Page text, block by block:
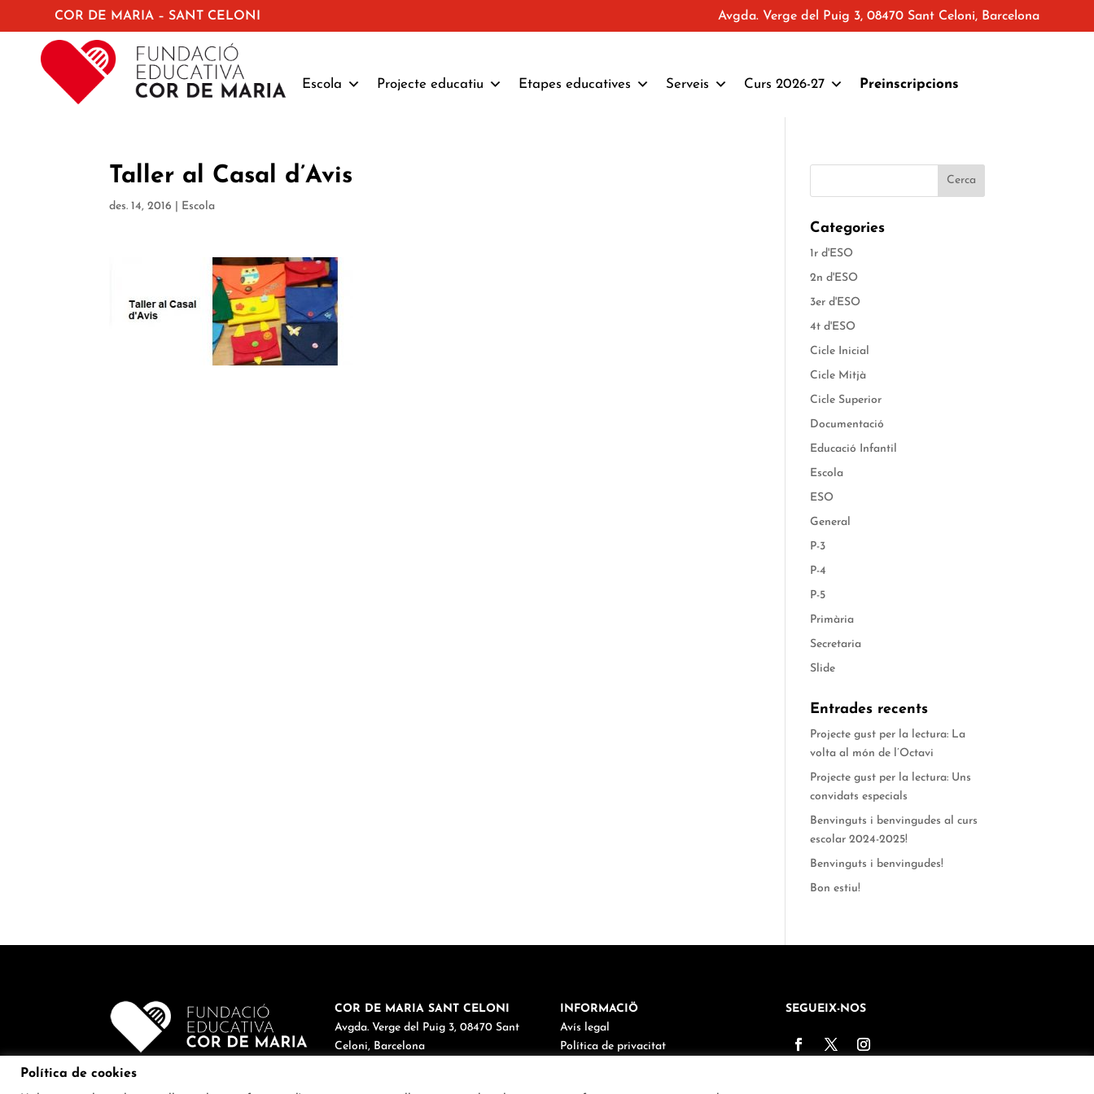
COR DE MARIA – SANT CELONI Avgda. Verge del Puig 3, 08470 Sant Celoni, Barcelona
Escola Projecte educatiu Etapes educatives Serveis Curs 2026-27 Preinscripcions
Taller al Casal d’Avis
des. 14, 2016 Escola
Categories
1r d'ESO
2n d'ESO
3er d'ESO
4t d'ESO
Cicle Inicial
Cicle Mitjà
Cicle Superior
Documentació
Educació Infantil
Escola
ESO
General
P-3
P-4
P-5
Primària
Secretaria
Slide
Entrades recents
Projecte gust per la lectura: La
volta al món de l’Octavi
Projecte gust per la lectura: Uns
convidats especials
Benvinguts i benvingudes al curs
escolar 2024-2025!
Benvinguts i benvingudes!
Bon estiu!
COR DE MARIA SANT CELONI
Avgda. Verge del Puig 3, 08470 Sant
Celoni, Barcelona
INFORMACIÖ
Avís legal
Política de privacitat
SEGUEIX-NOS
Política de cookies